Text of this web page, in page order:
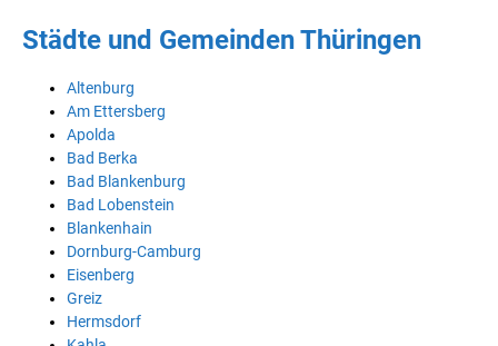
Städte und Gemeinden Thüringen
Altenburg
Am Ettersberg
Apolda
Bad Berka
Bad Blankenburg
Bad Lobenstein
Blankenhain
Dornburg-Camburg
Eisenberg
Greiz
Hermsdorf